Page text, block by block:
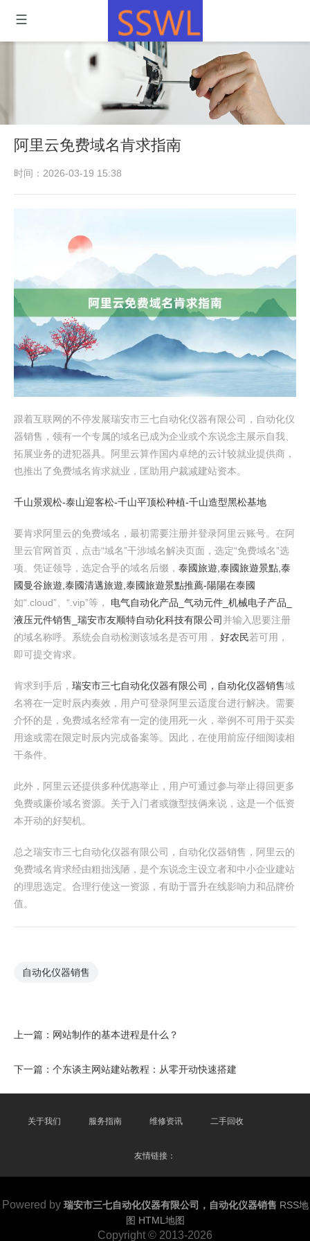
阿里云免费域名肯求指南
时间：2026-03-19 15:38
跟着互联网的不停发展瑞安市三七自动化仪器有限公司，自动化仪
器销售，领有一个专属的域名已成为企业或个东说念主展示自我、
拓展业务的进犯器具。阿里云算作国内卓绝的云计较就业提供商，
也推出了免费域名肯求就业，匡助用户裁减建站资本。
千山景观松-泰山迎客松-千山平顶松种植-千山造型黑松基地
要肯求阿里云的免费域名，最初需要注册并登录阿里云账号。在阿
里云官网首页，点击“域名”干涉域名解决页面，选定“免费域名”选
项。凭证领导，选定合乎的域名后缀， 泰國旅遊,泰國旅遊景點,泰
國曼谷旅遊,泰國清邁旅遊,泰國旅遊景點推薦​-陽陽在泰國
如“.cloud”、“.vip”等， 电气自动化产品_气动元件_机械电子产品_
液压元件销售_瑞安市友顺特自动化科技有限公司 并输入思要注册
的域名称呼。系统会自动检测该域名是否可用， 好农民若可用，
即可提交肯求。
肯求到手后， 瑞安市三七自动化仪器有限公司，自动化仪器销售域
名将在一定时辰内奏效，用户可登录阿里云适度台进行解决。需要
介怀的是，免费域名经常有一定的使用死一火，举例不可用于买卖
用途或需在限定时辰内完成备案等。因此，在使用前应仔细阅读相
干条件。
此外，阿里云还提供多种优惠举止，用户可通过参与举止得回更多
免费或廉价域名资源。关于入门者或微型技俩来说，这是一个低资
本开动的好契机。
总之瑞安市三七自动化仪器有限公司，自动化仪器销售，阿里云的
免费域名肯求经由粗拙浅陋，是个东说念主设立者和中小企业建站
的理思选定。合理行使这一资源，有助于晋升在线影响力和品牌价
值。
自动化仪器销售
上一篇： 网站制作的基本进程是什么？
下一篇： 个东谈主网站建站教程：从零开动快速搭建
关于我们 服务指南 维修资讯 二手回收
友情链接：
Powered by 瑞安市三七自动化仪器有限公司，自动化仪器销售 RSS地
图 HTML地图
Copyright © 2013-2026